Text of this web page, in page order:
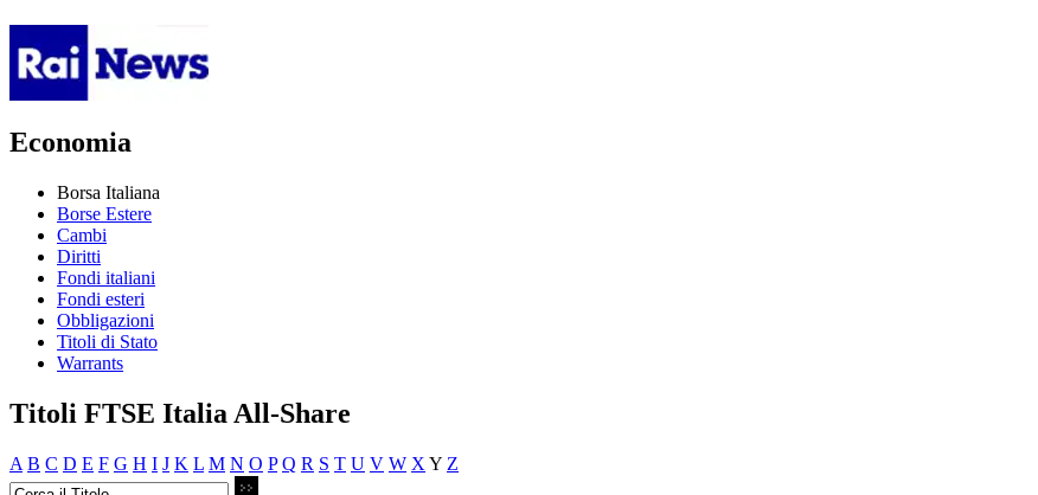
Economia
Borsa Italiana
Borse Estere
Cambi
Diritti
Fondi italiani
Fondi esteri
Obbligazioni
Titoli di Stato
Warrants
Titoli FTSE Italia All-Share
A B C D E F G H I J K L M N O P Q R S T U V W X Y Z